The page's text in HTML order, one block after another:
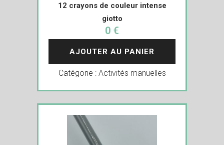
12 crayons de couleur intense
giotto
0 €
AJOUTER AU PANIER
Catégorie : Activités manuelles